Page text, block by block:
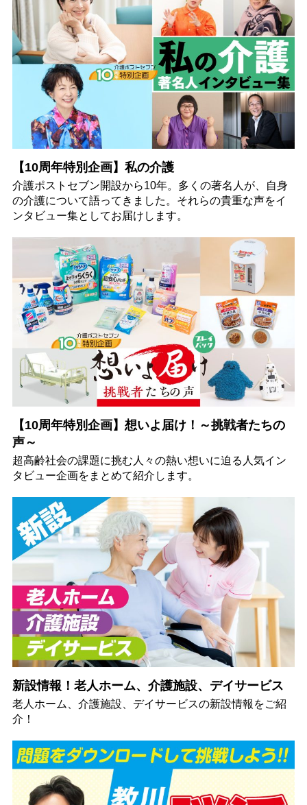
【10周年特別企画】私の介護
介護ポストセブン開設から10年。多くの著名人が、自身
の介護について語ってきました。それらの貴重な声をイ
ンタビュー集としてお届けします。
【10周年特別企画】想いよ届け！～挑戦者たちの
声～
超高齢社会の課題に挑む人々の熱い想いに迫る人気イン
タビュー企画をまとめて紹介します。
新設情報！老人ホーム、介護施設、デイサービス
老人ホーム、介護施設、デイサービスの新設情報をご紹
介！